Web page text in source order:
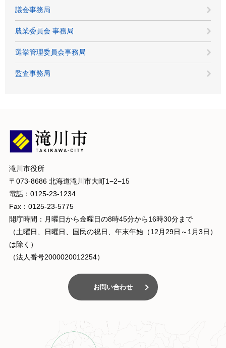
議会事務局
農業委員会 事務局
選挙管理委員会事務局
監査事務局
滝川市役所
〒073-8686 北海道滝川市大町1−2−15
電話：0125-23-1234
Fax：0125-23-5775
開庁時間：月曜日から金曜日の8時45分から16時30分まで
（土曜日、日曜日、国民の祝日、年末年始（12月29日～1月3日）
は除く）
（法人番号2000020012254）
お問い合わせ